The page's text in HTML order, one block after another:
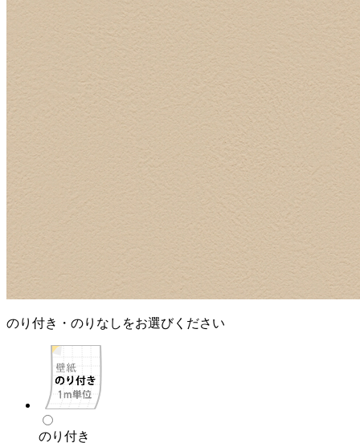
のり付き・のりなしをお選びください
のり付き